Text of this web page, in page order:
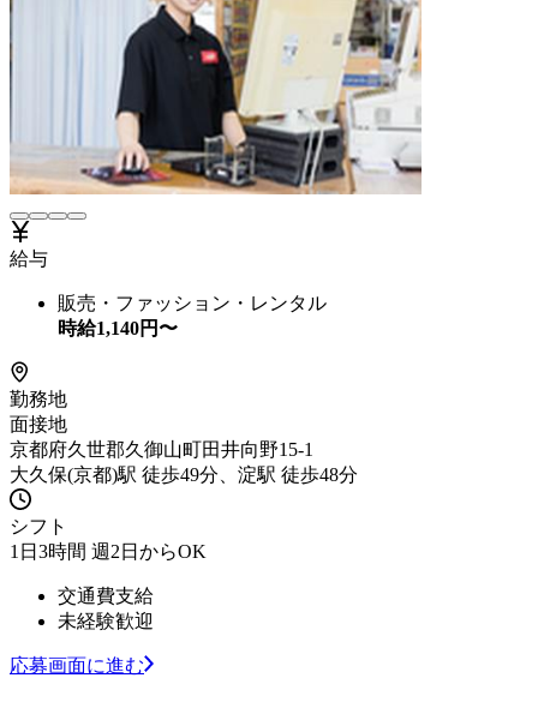
給与
販売・ファッション・レンタル
時給1,140円〜
勤務地
面接地
京都府久世郡久御山町田井向野15-1
大久保(京都)駅 徒歩49分、淀駅 徒歩48分
シフト
1日3時間 週2日からOK
交通費支給
未経験歓迎
応募画面に進む